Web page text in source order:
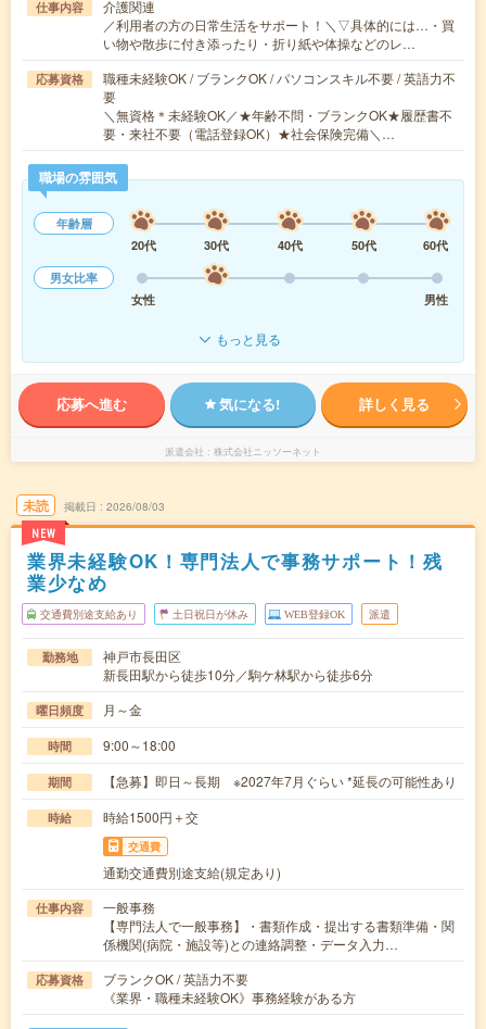
仕事内容
介護関連
／利用者の方の日常生活をサポート！＼▽具体的には…・買
い物や散歩に付き添ったり・折り紙や体操などのレ…
応募資格
職種未経験OK / ブランクOK / パソコンスキル不要 / 英語力不
要
＼無資格＊未経験OK／★年齢不問・ブランクOK★履歴書不
要・来社不要（電話登録OK）★社会保険完備＼…
職場の雰囲気
年齢層
20代
30代 40代 50代
60代
男女比率
女性
男性
もっと見る
応募へ進む 気になる! 詳しく見る
派遣会社 株式会社ニッソーネット
未読
NEW
掲載日 2026/08/03
業界未経験OK！専門法人で事務サポート！残
業少なめ
交通費別途支給あり 土日祝日が休み WEB登録OK 派遣
勤務地
神戸市長田区
新長田駅から徒歩10分／駒ケ林駅から徒歩6分
曜日頻度 月～金
時間 9:00～18:00
期間 【急募】即日～長期 ※2027年7月ぐらい *延長の可能性あり
時給 時給1500円＋交
交通費
通勤交通費別途支給(規定あり)
仕事内容
一般事務
【専門法人で一般事務】・書類作成・提出する書類準備・関
係機関(病院・施設等)との連絡調整・データ入力…
応募資格
ブランクOK / 英語力不要
《業界・職種未経験OK》事務経験がある方